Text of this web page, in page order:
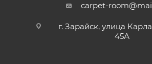
carpet-
г. Зарайск, улица
45А